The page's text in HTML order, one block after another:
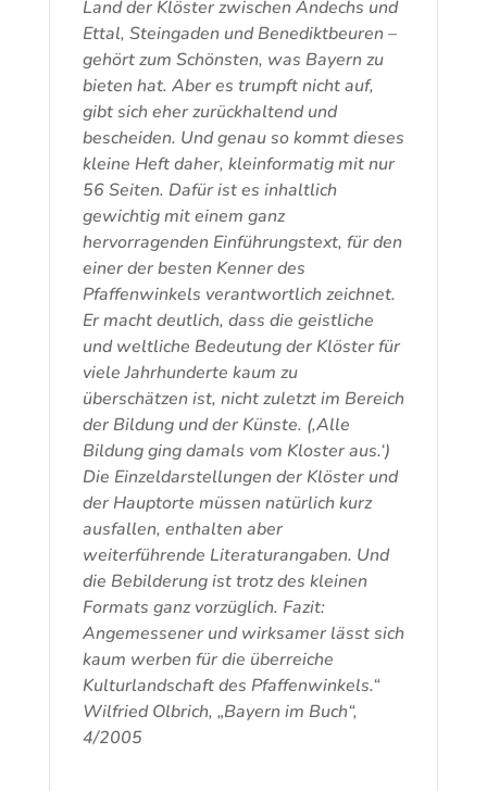
Land der Klöster zwischen Andechs und
Ettal, Steingaden und Benediktbeuren –
gehört zum Schönsten, was Bayern zu
bieten hat. Aber es trumpft nicht auf,
gibt sich eher zurückhaltend und
bescheiden. Und genau so kommt dieses
kleine Heft daher, kleinformatig mit nur
56 Seiten. Dafür ist es inhaltlich
gewichtig mit einem ganz
hervorragenden Einführungstext, für den
einer der besten Kenner des
Pfaffenwinkels verantwortlich zeichnet.
Er macht deutlich, dass die geistliche
und weltliche Bedeutung der Klöster für
viele Jahrhunderte kaum zu
überschätzen ist, nicht zuletzt im Bereich
der Bildung und der Künste. (‚Alle
Bildung ging damals vom Kloster aus.‘)
Die Einzeldarstellungen der Klöster und
der Hauptorte müssen natürlich kurz
ausfallen, enthalten aber
weiterführende Literaturangaben. Und
die Bebilderung ist trotz des kleinen
Formats ganz vorzüglich. Fazit:
Angemessener und wirksamer lässt sich
kaum werben für die überreiche
Kulturlandschaft des Pfaffenwinkels.“
Wilfried Olbrich, „Bayern im Buch“,
4/2005